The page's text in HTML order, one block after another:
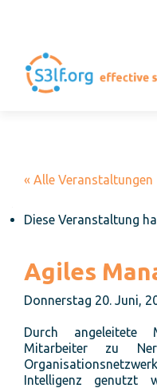
« Alle Veranstaltungen
Diese Veranstaltung
Agiles
Donnerstag 20. Juni,
Durch angeleitete
Mitarbeiter zu
Intelligenz genutzt